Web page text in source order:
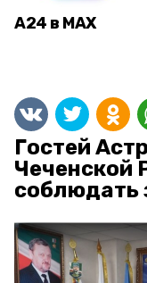
А24 в MAX
Гостей
Чеченской
соблюдать